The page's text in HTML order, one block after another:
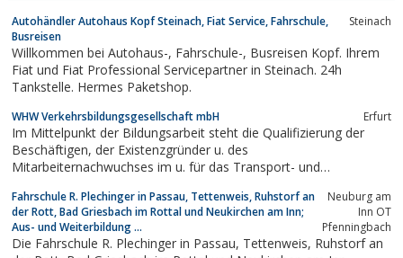
Unfallgutachten und techn. Gutachten aller Art
u.a. für PKW, Krad, Nutzfahrzeuge, Anhänger,
Wohnmobile umd OldtimerUnsere
Dienstleistungen:*...
Autohändler Autohaus Kopf Steinach, Fiat Service, Fahrschule,
Busreisen
Steinach
Willkommen bei Autohaus-, Fahrschule-, Busreisen Kopf. Ihrem
Fiat und Fiat Professional Servicepartner in Steinach. 24h
Tankstelle. Hermes Paketshop.
WHW Verkehrsbildungsgesellschaft mbH Erfurt
Im Mittelpunkt der Bildungsarbeit steht die Qualifizierung der
Beschäftigen, der Existenzgründer u. des
Mitarbeiternachwuchses im u. für das Transport- und
Fahrschule R. Plechinger in Passau, Tettenweis, Ruhstorf an
der Rott, Bad Griesbach im Rottal und Neukirchen am Inn;
Aus- und Weiterbildung ...
Neuburg am
Inn OT
Pfenningbach
Die Fahrschule R. Plechinger in Passau, Tettenweis, Ruhstorf an